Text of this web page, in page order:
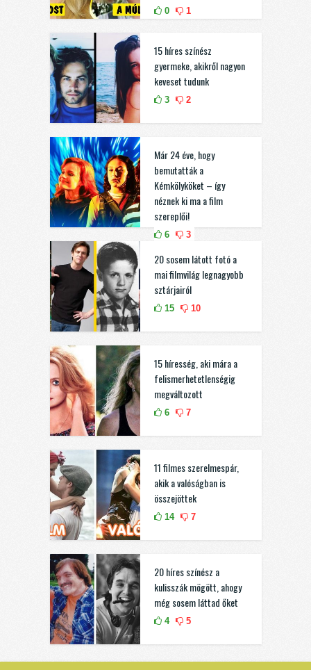
0 1
15 híres színész
gyermeke, akikről nagyon
keveset tudunk
3 2
Már 24 éve, hogy
bemutatták a
Kémkölyköket – így
néznek ki ma a film
szereplői!
6 3
20 sosem látott fotó a
mai filmvilág legnagyobb
sztárjairól
15 10
15 híresség, aki mára a
felismerhetetlenségig
megváltozott
6 7
11 filmes szerelmespár,
akik a valóságban is
összejöttek
14 7
20 híres színész a
kulisszák mögött, ahogy
még sosem láttad őket
4 5